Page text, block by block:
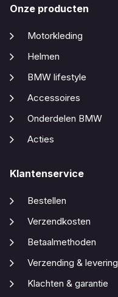
Onze producten
Motorkleding
Helmen
BMW lifestyle
Accessoires
Onderdelen BMW
Acties
Klantenservice
Bestellen
Verzendkosten
Betaalmethoden
Verzending & levering
Klachten & garantie